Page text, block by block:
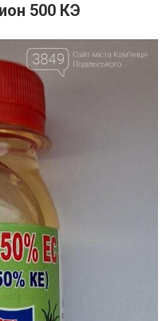
500 КЭ